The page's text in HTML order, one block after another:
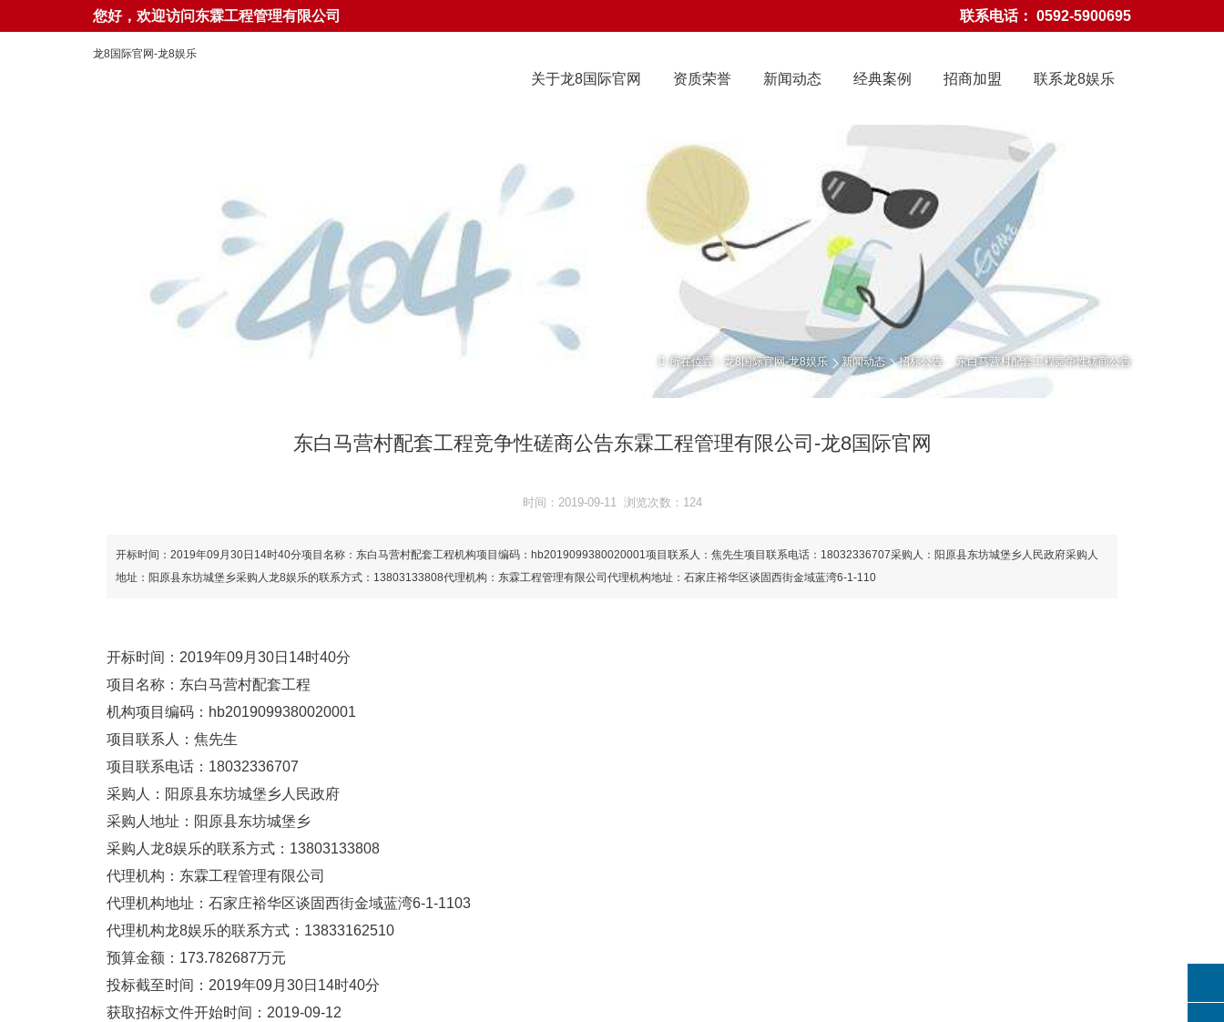
您好，欢迎访问东霖工程管理有限公司 联系电话： 0592-5900695
龙8国际官网-龙8娱乐
联系龙8娱乐
招商加盟
经典案例
新闻动态
资质荣誉
关于龙8国际官网
龙8国际官网-龙8娱乐
所在位置： 龙8国际官网-龙8娱乐 新闻动态 招标公告 东白马营村配套工程竞争性磋商公告
东白马营村配套工程竞争性磋商公告东霖工程管理有限公司-龙8国际官网
时间：2019-09-11 浏览次数：124
开标时间：2019年09月30日14时40分项目名称：东白马营村配套工程机构项目编码：hb2019099380020001项目联系人：焦先生项目联系电话：18032336707采购人：阳原县东坊城堡乡人民政府采购人
地址：阳原县东坊城堡乡采购人龙8娱乐的联系方式：13803133808代理机构：东霖工程管理有限公司代理机构地址：石家庄裕华区谈固西街金域蓝湾6-1-110
开标时间：2019年09月30日14时40分
项目名称：东白马营村配套工程
机构项目编码：hb2019099380020001
项目联系人：焦先生
项目联系电话：18032336707
采购人：阳原县东坊城堡乡人民政府
采购人地址：阳原县东坊城堡乡
采购人龙8娱乐的联系方式：13803133808
代理机构：东霖工程管理有限公司
代理机构地址：石家庄裕华区谈固西街金域蓝湾6-1-1103
代理机构龙8娱乐的联系方式：13833162510
预算金额：173.782687万元
投标截至时间：2019年09月30日14时40分
获取招标文件开始时间：2019-09-12